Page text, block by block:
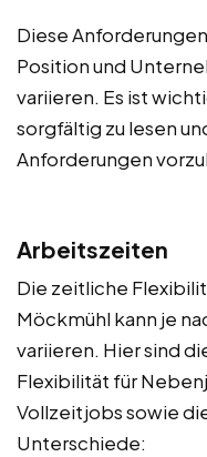
Diese
Position und
variieren. Es ist
sorgfältig zu lesen
Anforderungen
Arbeitszeiten
Die zeitliche
Möckmühl kann je
variieren. Hier sind
Flexibilität für
Vollzeitjobs sowie
Unterschiede: